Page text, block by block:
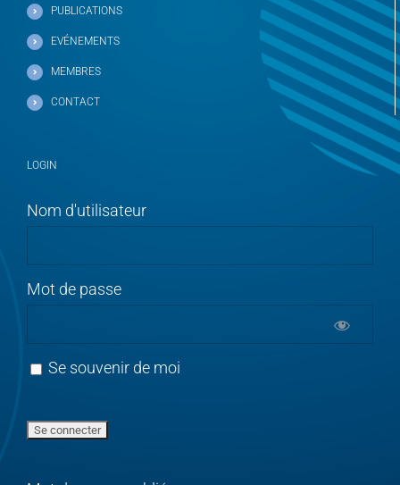
PUBLICATIONS
EVÉNEMENTS
MEMBRES
CONTACT
LOGIN
Nom d'utilisateur
Mot de passe
Se souvenir de moi